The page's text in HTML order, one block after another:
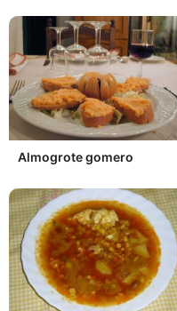
Almogrote gomero